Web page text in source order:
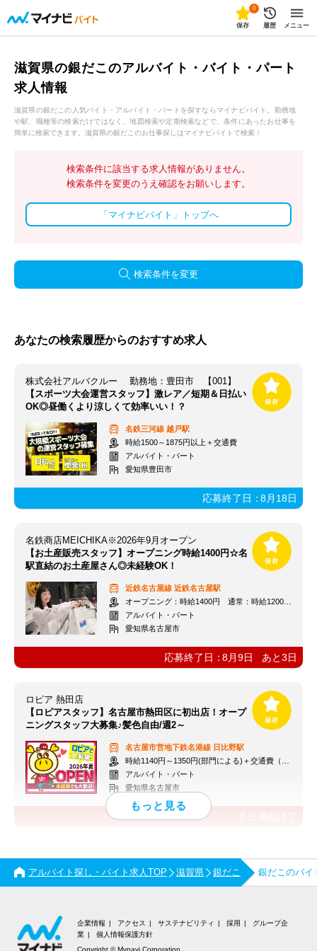
0
保存 履歴 メニュー
滋賀県の銀だこのアルバイト・バイト・パート
求人情報
滋賀県の銀だこの人気バイト・アルバイト・パートを探すならマイナビバイト。勤務地
や駅、職種等の検索だけではなく、地図検索や定期検索などで、条件にあったお仕事を
簡単に検索できます。滋賀県の銀だこのお仕事探しはマイナビバイトで検索！
検索条件に該当する求人情報がありません。
検索条件を変更のうえ確認をお願いします。
「マイナビバイト」トップへ
検索条件を変更
あなたの検索履歴からのおすすめ求人
株式会社アルバクルー 勤務地：豊田市 【001】
【スポーツ大会運営スタッフ】激レア／短期＆日払い
OK◎昼働くより涼しくて効率いい！？
名鉄三河線 越戸駅
時給1500～1875円以上＋交通費
アルバイト・パート
愛知県豊田市
応募終了日：8月18日
名鉄商店MEICHIKA※2026年9月オープン
【お土産販売スタッフ】オープニング時給1400円☆名
駅直結のお土産屋さん◎未経験OK！
近鉄名古屋線 近鉄名古屋駅
オープニング：時給1400円 通常：時給1200円～＋交通費全額支給
アルバイト・パート
愛知県名古屋市
応募終了日：8月9日 あと3日
ロピア 熱田店
【ロピアスタッフ】名古屋市熱田区に初出店！オープ
ニングスタッフ大募集♪髪色自由/週2～
名古屋市営地下鉄名港線 日比野駅
時給1140円～1350円(部門による)＋交通費（社内規定）
アルバイト・パート
愛知県名古屋市
アルバイト探し・バイト求人TOP 滋賀県 銀だこ 銀だこのバイ
企業情報 アクセス サステナビリティ 採用
グループ企
業
個人情報保護方針
Copyright © Mynavi Corporation